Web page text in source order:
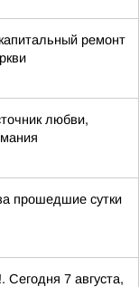
ремонт
любви,
прошедшие сутки
7 августа,